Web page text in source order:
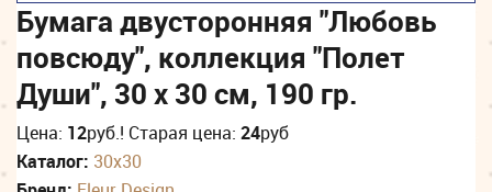
Бумага двусторонняя "Любовь
повсюду", коллекция "Полет
Души", 30 х 30 см, 190 гр.
Цена: 12руб.! Старая цена: 24руб
Каталог: 30х30